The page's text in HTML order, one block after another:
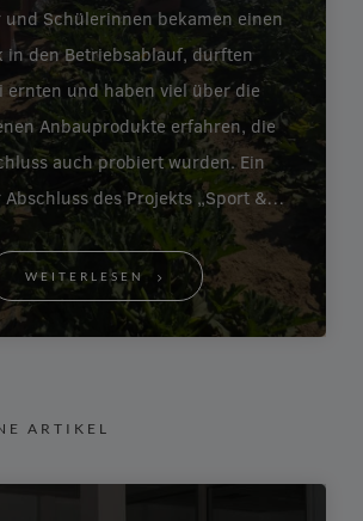
und Schülerinnen bekamen einen
in den Betriebsablauf, durften
ernten und haben viel über die
Anbauprodukte erfahren, die
auch probiert wurden. Ein
des Projekts „Sport &…
WEITERLESEN
ARTIKEL